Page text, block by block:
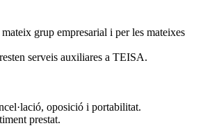
grup empresarial i per les mateixes
serveis auxiliares a TEISA.
oposició i portabilitat.
prestat.